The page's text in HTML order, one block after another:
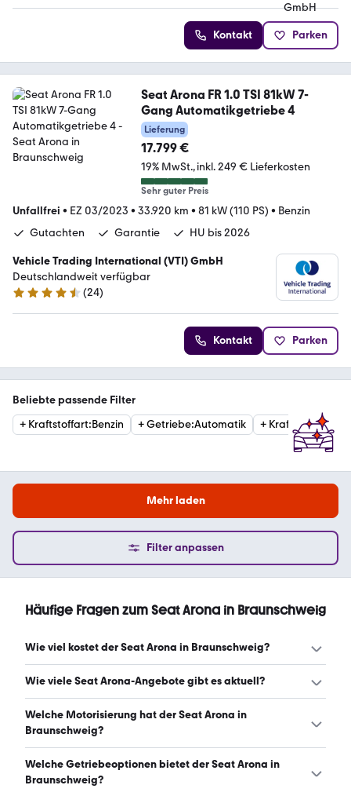
Kontakt Parken
Seat Arona FR 1.0 TSI 81kW 7-
Gang Automatikgetriebe 4
Lieferung
17.799 €
19% MwSt. inkl. 249 € Lieferkosten
Sehr guter Preis
Unfallfrei • EZ 03/2023 • 33.920 km • 81 kW (110 PS) • Benzin
Gutachten
Garantie HU bis 2026
Vehicle Trading International (VTI) GmbH
Deutschlandweit verfügbar
4.4 Sterne
(24)
Kontakt Parken
Beliebte passende Filter
+ Kraftstoffart:Benzin +Getriebe:Automatik + Kraftstoffart
Mehr laden
Filter anpassen
Häufige Fragen zum Seat Arona in Braunschweig
Wie viel kostet der Seat Arona in Braunschweig?
Ein guter Preis für einen Seat Arona in Braunschweig liegt
starten ab 175 € monatlich. (Stand: 9.8.2026)
Wie viele Seat Arona-Angebote gibt es aktuell?
Es gibt insgesamt 116 Seat Arona bei mobile.de, davon
113 Gebraucht- und 3 Neuwagen. (Stand: 9.8.2026)
Welche Motorisierung hat der Seat Arona in
Braunschweig?
Der Seat Arona in Braunschweig hat Leistungen zwischen
95 und 150 PS. (Stand: 9.8.2026)
Welche Getriebeoptionen bietet der Seat Arona in
Braunschweig?